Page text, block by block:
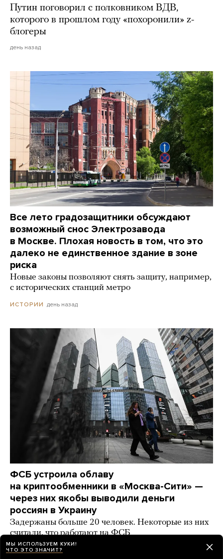
Путин поговорил с полковником ВДВ,
которого в прошлом году «похоронили» z-
блогеры
день назад
Все лето градозащитники обсуждают
возможный снос Электрозавода
в Москве. Плохая новость в том, что это
далеко не единственное здание в зоне
риска
Новые законы позволяют снять защиту, например,
с исторических станций метро
ИСТОРИИ день назад
ФСБ устроила облаву
на криптообменники в «Москва-Сити» —
через них якобы выводили деньги
россиян в Украину
Задержаны больше 20 человек. Некоторые из них
считали, что работают на ФСБ
НОВОСТИ день назад
МЫ ИСПОЛЬЗУЕМ КУКИ!
ЧТО ЭТО ЗНАЧИТ?